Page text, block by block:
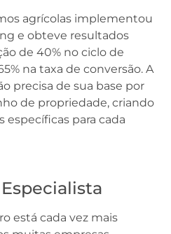
agrícolas implementou
e obteve resultados
de 40% no ciclo de
na taxa de conversão. A
precisa de sua base por
de propriedade, criando
específicas para cada
está cada vez mais